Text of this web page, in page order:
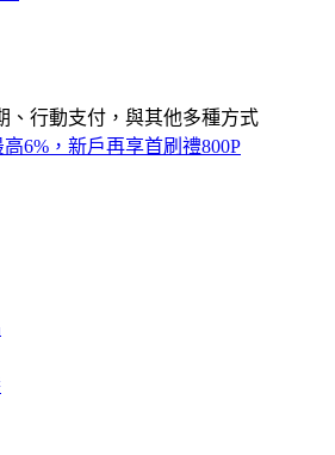
、行動支付，與其他多種方式
高6%，新戶再享首刷禮800P